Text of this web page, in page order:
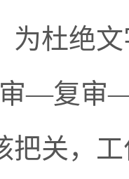
为杜绝
—复审—
把关，